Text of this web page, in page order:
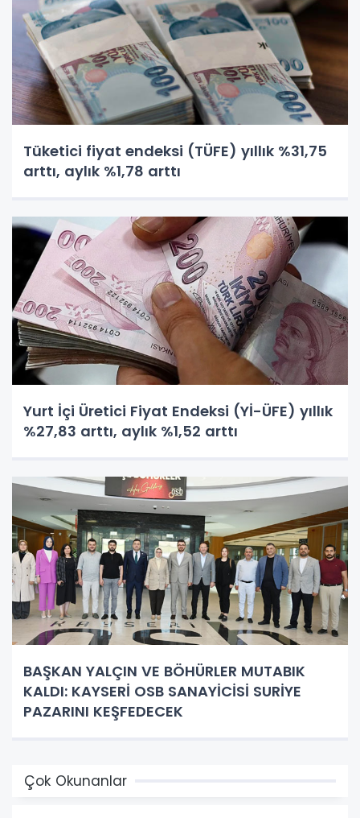
Tüketici fiyat endeksi (TÜFE) yıllık %31,75
arttı, aylık %1,78 arttı
Yurt İçi Üretici Fiyat Endeksi (Yİ-ÜFE) yıllık
%27,83 arttı, aylık %1,52 arttı
BAŞKAN YALÇIN VE BÖHÜRLER MUTABIK
KALDI: KAYSERİ OSB SANAYİCİSİ SURİYE
PAZARINI KEŞFEDECEK
Çok Okunanlar